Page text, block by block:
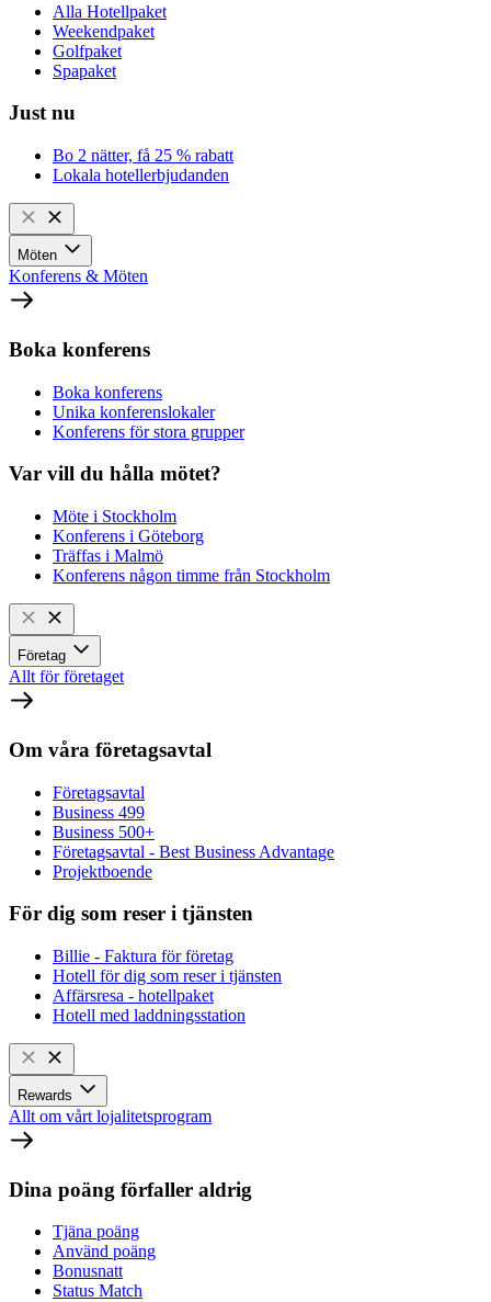
Alla Hotellpaket
Weekendpaket
Golfpaket
Spapaket
Just nu
Bo 2 nätter, få 25 % rabatt
Lokala hotellerbjudanden
Möten
Konferens & Möten
Boka konferens
Boka konferens
Unika konferenslokaler
Konferens för stora grupper
Var vill du hålla mötet?
Möte i Stockholm
Konferens i Göteborg
Träffas i Malmö
Konferens någon timme från Stockholm
Företag
Allt för företaget
Om våra företagsavtal
Företagsavtal
Business 499
Business 500+
Företagsavtal - Best Business Advantage
Projektboende
För dig som reser i tjänsten
Billie - Faktura för företag
Hotell för dig som reser i tjänsten
Affärsresa - hotellpaket
Hotell med laddningsstation
Rewards
Allt om vårt lojalitetsprogram
Dina poäng förfaller aldrig
Tjäna poäng
Använd poäng
Bonusnatt
Status Match